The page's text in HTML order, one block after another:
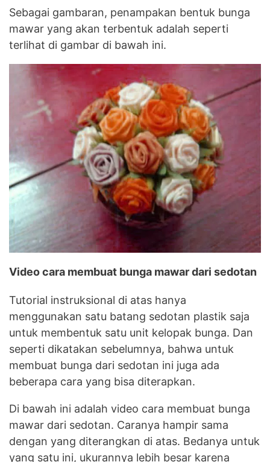
Sebagai gambaran, penampakan bentuk bunga
mawar yang akan terbentuk adalah seperti
terlihat di gambar di bawah ini.
Video cara membuat bunga mawar dari sedotan
Tutorial instruksional di atas hanya
menggunakan satu batang sedotan plastik saja
untuk membentuk satu unit kelopak bunga. Dan
seperti dikatakan sebelumnya, bahwa untuk
membuat bunga dari sedotan ini juga ada
beberapa cara yang bisa diterapkan.
Di bawah ini adalah video cara membuat bunga
mawar dari sedotan. Caranya hampir sama
dengan yang diterangkan di atas. Bedanya untuk
yang satu ini, ukurannya lebih besar karena